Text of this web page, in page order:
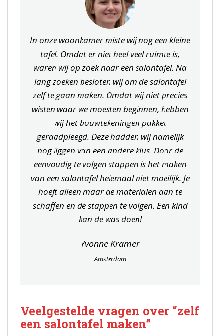
In onze woonkamer miste wij nog een kleine
tafel. Omdat er niet heel veel ruimte is,
waren wij op zoek naar een salontafel. Na
lang zoeken besloten wij om de salontafel
zelf te gaan maken. Omdat wij niet precies
wisten waar we moesten beginnen, hebben
wij het bouwtekeningen pakket
geraadpleegd. Deze hadden wij namelijk
nog liggen van een andere klus. Door de
eenvoudig te volgen stappen is het maken
van een salontafel helemaal niet moeilijk. Je
hoeft alleen maar de materialen aan te
schaffen en de stappen te volgen. Een kind
kan de was doen!
Yvonne Kramer
Amsterdam
Veelgestelde vragen over “zelf
een salontafel maken”